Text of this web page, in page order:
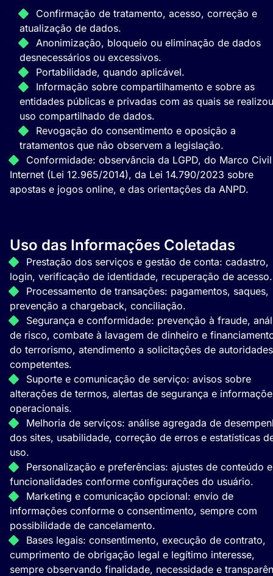
Confirmação de tratamento, acesso, correção e
atualização de dados.
Anonimização, bloqueio ou eliminação de dados
desnecessários ou excessivos.
Portabilidade, quando aplicável.
Informação sobre compartilhamento e sobre as
entidades públicas e privadas com as quais se realizou
uso compartilhado de dados.
Revogação do consentimento e oposição a
tratamentos que não observem a legislação.
Conformidade: observância da LGPD, do Marco
Internet (Lei 12.965/2014), da Lei 14.790/2023 sobre
apostas e jogos online, e das orientações da ANPD.
Uso das Informações Coletadas
Prestação dos serviços e gestão de conta: cadastro,
login, verificação de identidade, recuperação de acesso.
Processamento de transações: pagamentos, saques,
prevenção a chargeback, conciliação.
Segurança e conformidade: prevenção à fraude,
de risco, combate à lavagem de dinheiro e
do terrorismo, atendimento a solicitações de autoridades
competentes.
Suporte e comunicação de serviço: avisos sobre
alterações de termos, alertas de segurança e
operacionais.
Melhoria de serviços: análise agregada de
dos sites, usabilidade, correção de erros e estatísticas
uso.
Personalização e preferências: ajustes de conteúdo e
funcionalidades conforme configurações do usuário.
Marketing e comunicação opcional: envio de
informações conforme o consentimento, sempre com
possibilidade de cancelamento.
Bases legais: consentimento, execução de contrato,
cumprimento de obrigação legal e legítimo interesse,
sempre observando finalidade, necessidade e